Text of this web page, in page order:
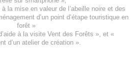
à la mise en valeur de l’abeille noire et des
d’un point d’étape touristique en
forêt»
à la visite Vent des Forêts », et «
d’un atelier de création».